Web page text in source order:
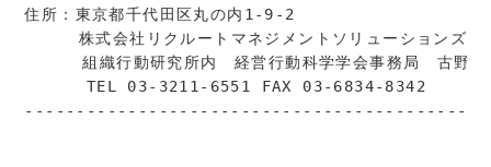
住所：東京都千代田区丸の内1-9-2
  　　株式会社リクルートマネジメントソリューションズ
組織行動研究所内　経営行動科学学会事務局　古野
      TEL 03-3211-6551 FAX 03-6834-8342